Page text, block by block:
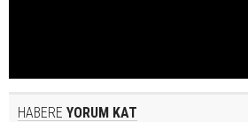
HABERE YORUM KAT